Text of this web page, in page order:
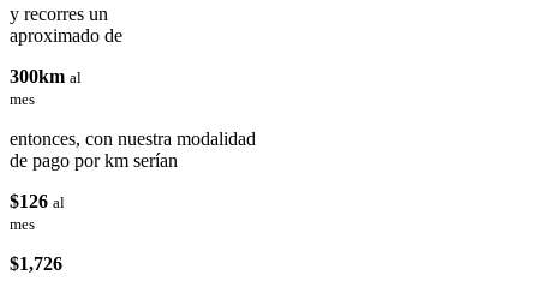
y recorres un
aproximado de
300km al
mes
entonces, con nuestra modalidad
de pago por km serían
$126 al
mes
$1,726